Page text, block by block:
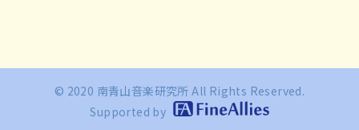
© 2020 南青山音楽研究所 All Rights Reserved.
Supported by